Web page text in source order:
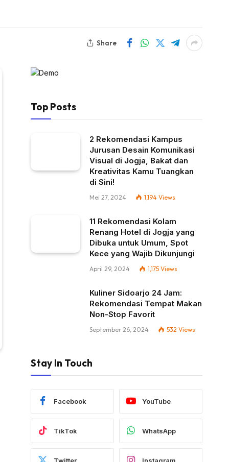
Share
Top Posts
2 Rekomendasi Kampus
Jurusan Desain Komunikasi
Visual di Jogja, Bakat dan
Kreativitas Kamu Tuangkan
di Sini!
Mei 27, 2024 1,194 Views
11 Rekomendasi Kolam
Renang Hotel di Jogja yang
Dibuka untuk Umum, Spot
Kece yang Wajib Dikunjungi
April 29, 2024 1,175 Views
Kuliner Sidoarjo 24 Jam:
Rekomendasi Tempat Makan
Non-Stop Favorit
September 26, 2024 532 Views
Stay In Touch
Facebook YouTube
TikTok WhatsApp